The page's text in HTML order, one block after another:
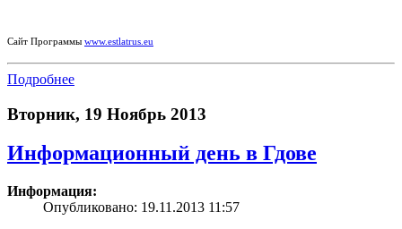
Сайт Программы www.estlatrus.eu
Подробнее
Вторник, 19 Ноябрь 2013
Информационный день в Гдове
Информация:
Опубликовано: 19.11.2013 11:57